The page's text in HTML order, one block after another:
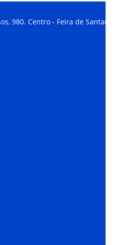
980. Centro - Feira de Santana -